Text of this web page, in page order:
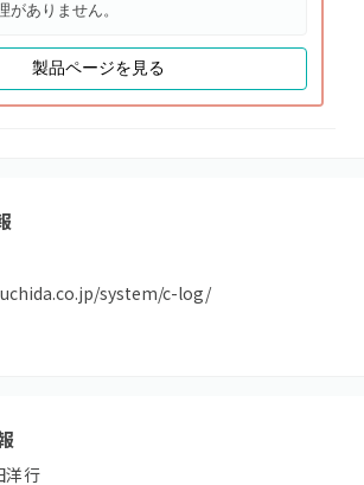
がありません。
製品ページを見る
system/c-log/
洋行